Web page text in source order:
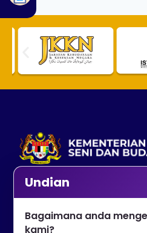
No. 2, Menara 1, Jalan
+603 8000 8000
Undian
Bagaimana anda
kami?